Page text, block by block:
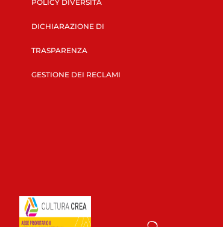
POLICY DIVERSITÀ
DICHIARAZIONE DI
TRASPARENZA
GESTIONE DEI RECLAMI